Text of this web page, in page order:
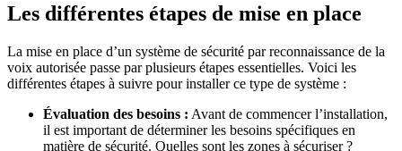
Les différentes étapes de mise en place
La mise en place d’un système de sécurité par reconnaissance de la
voix autorisée passe par plusieurs étapes essentielles. Voici les
différentes étapes à suivre pour installer ce type de système :
Évaluation des besoins : Avant de commencer l’installation,
il est important de déterminer les besoins spécifiques en
matière de sécurité. Quelles sont les zones à sécuriser ?